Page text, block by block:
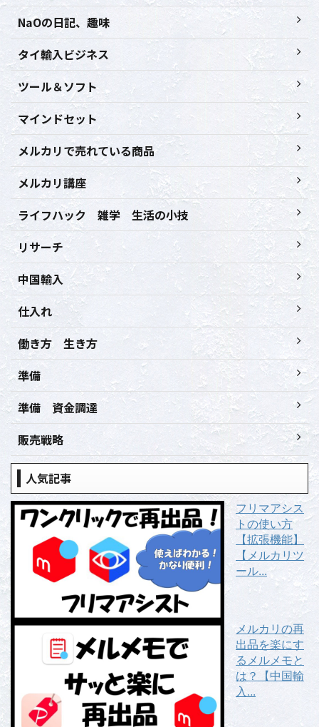
NaOの日記、趣味
タイ輸入ビジネス
ツール＆ソフト
マインドセット
メルカリで売れている商品
メルカリ講座
ライフハック 雑学 生活の小技
リサーチ
中国輸入
仕入れ
働き方 生き方
準備
準備 資金調達
販売戦略
人気記事
フリマアシス
トの使い方
【拡張機能】
【メルカリツ
ール...
メルカリの再
出品を楽にす
るメルメモと
は？【中国輸
入...